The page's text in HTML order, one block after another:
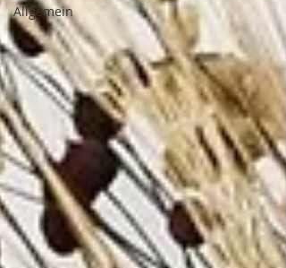
Allgemein